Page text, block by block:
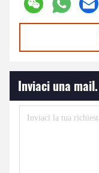
Inviaci una mail.